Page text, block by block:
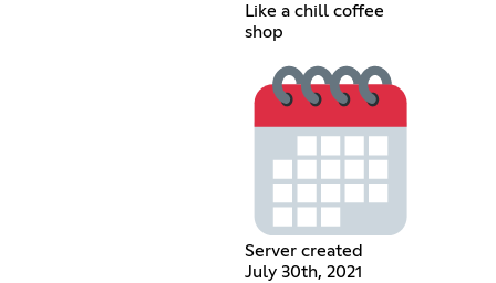
Like a chill coffee
shop
Server created
July 30th, 2021